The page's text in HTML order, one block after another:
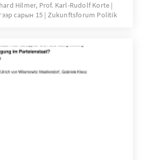
Hilmer, Prof. Karl-Rudolf Korte
сарын 15 Zukunftsforum Politik